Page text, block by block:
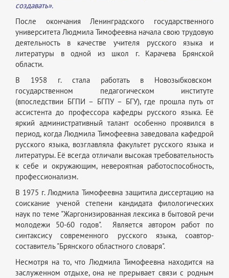
создавать».
После окончания Ленинградского государственного
университета Людмила Тимофеевна начала свою трудовую
деятельность в качестве учителя русского языка и
литературы в одной из школ г. Карачева Брянской
области.
В 1958 г. стала работать в Новозыбковском
государственном педагогическом институте
(впоследствии БГПИ – БГПУ – БГУ), где прошла путь от
ассистента до профессора кафедры русского языка. Её
яркий административный талант особенно проявился в
период, когда Людмила Тимофеевна заведовала кафедрой
русского языка, возглавляла факультет русского языка и
литературы. Её всегда отличали высокая требовательность
к себе и окружающим, невероятная работоспособность,
профессионализм.
В 1975 г. Людмила Тимофеевна защитила диссертацию на
соискание ученой степени кандидата филологических
наук по теме "Жаргонизированная лексика в бытовой речи
молодежи 50-60 годов". Является автором работ по
синтаксису современного русского языка, соавтор-
составитель "Брянского областного словаря".
Несмотря на то, что Людмила Тимофеевна находится на
заслуженном отдыхе, она не прерывает связи с родным